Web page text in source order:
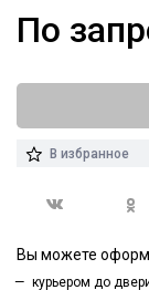
По
В избранное
Вы можете
курьером до